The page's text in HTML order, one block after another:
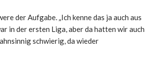
der Aufgabe. „Ich kenne das ja auch aus
in der ersten Liga, aber da hatten wir auch
schwierig, da wieder